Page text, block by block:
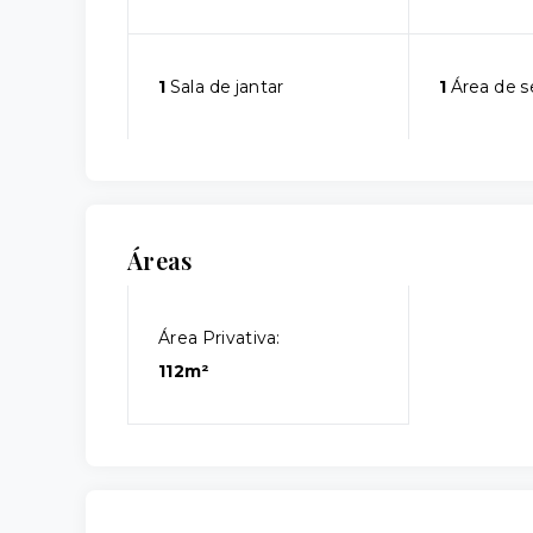
1 Sala de jantar 1Área de
Áreas
Área Privativa:
112m²